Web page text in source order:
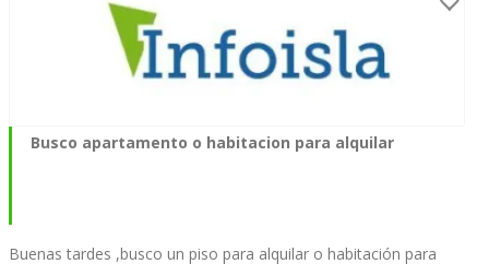
Busco apartamento o habitacion para alquilar
Buenas tardes ,busco un piso para alquilar o habitación para